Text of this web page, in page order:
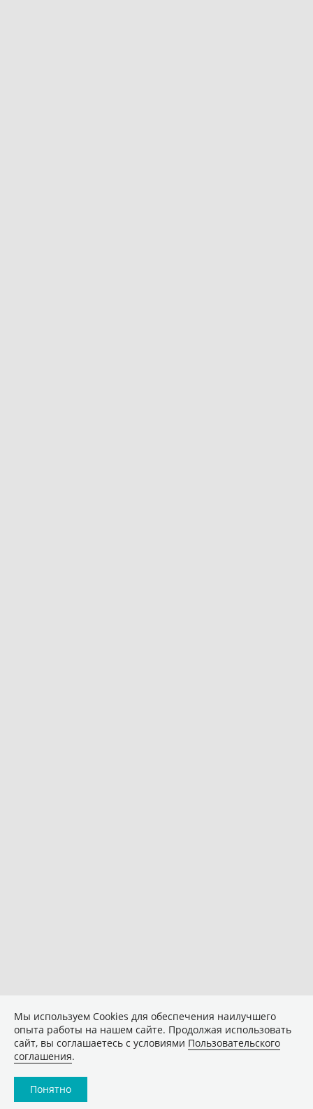
Мы используем Сookies для обеспечения наилучшего
опыта работы на нашем сайте. Продолжая использовать
сайт, вы соглашаетесь с условиями Пользовательского
соглашения.
Понятно